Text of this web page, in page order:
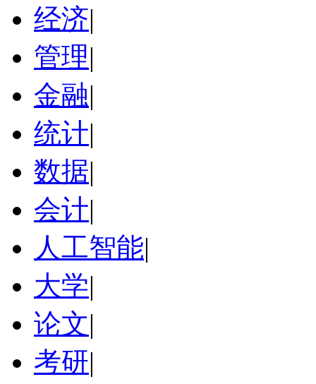
经济|
管理|
金融|
统计|
数据|
会计|
人工智能|
大学|
论文|
考研|